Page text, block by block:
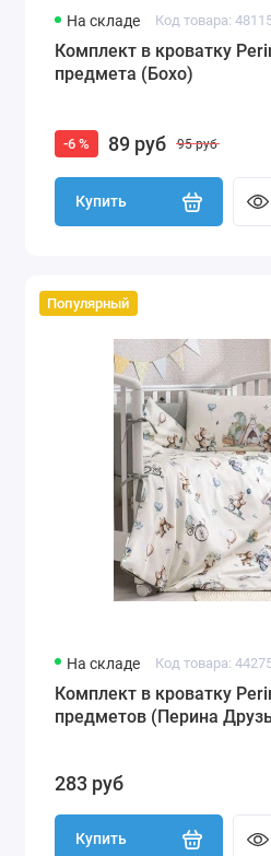
На складе Код товара:
Комплект в кроватку
предмета (Бохо)
-6 % 89 руб 95 руб
Купить
Популярный
На складе Код товара:
Комплект в кроватку
предметов (Перина
283 руб
Купить